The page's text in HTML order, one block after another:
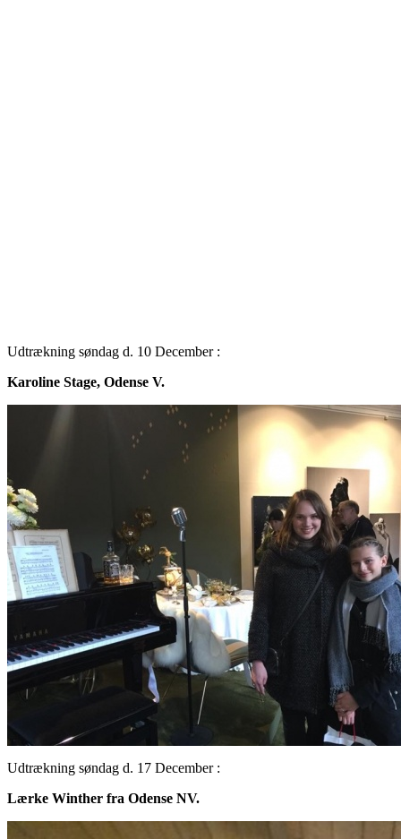
Udtrækning søndag d. 10 December :
Karoline Stage, Odense V.
Udtrækning søndag d. 17 December :
Lærke Winther fra Odense NV.